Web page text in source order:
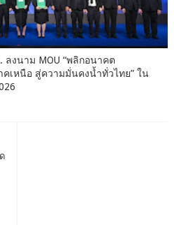
งนาม MOU “พลิกอนาคต
คเหนือ สู่ความมั่นคงน้ำทั่วไทย” ใน